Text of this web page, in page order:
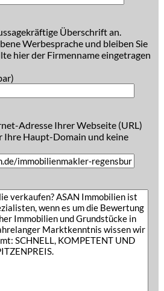
Überschrift an.
Werbesprache und bleiben Sie
hier der Firmenname eingetragen
Adresse Ihrer Webseite (URL)
Ihre Haupt-Domain und keine